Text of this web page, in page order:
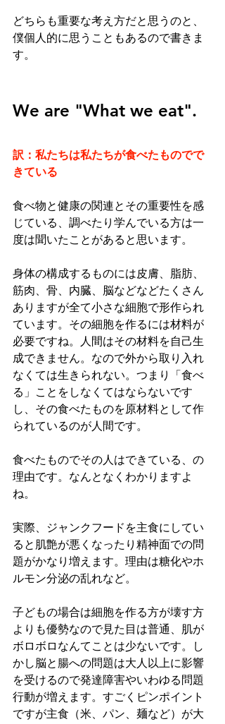
どちらも重要な考え方だと思うのと、
僕個人的に思うこともあるので書きま
す。
We are "What we eat".
訳：私たちは私たちが食べたものでで
きている
食べ物と健康の関連とその重要性を感
じている、調べたり学んでいる方は一
度は聞いたことがあると思います。
身体の構成するものには皮膚、脂肪、
筋肉、骨、内臓、脳などなどたくさん
ありますが全て小さな細胞で形作られ
ています。その細胞を作るには材料が
必要ですね。人間はその材料を自己生
成できません。なので外から取り入れ
なくては生きられない。つまり「食べ
る」ことをしなくてはならないです
し、その食べたものを原材料として作
られているのが人間です。
食べたものでその人はできている、の
理由です。なんとなくわかりますよ
ね。
実際、ジャンクフードを主食にしてい
ると肌艶が悪くなったり精神面での問
題がかなり増えます。理由は糖化やホ
ルモン分泌の乱れなど。
子どもの場合は細胞を作る方が壊す方
よりも優勢なので見た目は普通、肌が
ボロボロなんてことは少ないです。し
かし脳と腸への問題は大人以上に影響
を受けるので発達障害やいわゆる問題
行動が増えます。すごくピンポイント
ですが主食（米、パン、麺など）が大